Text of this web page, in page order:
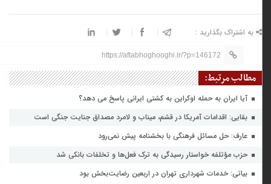
به اشتراک بگذارید :
https://aftabhoghooghi.ir/?p=146172
مطالب مرتبط:
آیا ایران به حمله اوکراین به کشتی ایرانی پاسخ می دهد؟
بقایی: اقدامات آمریکا در قشم، میناب و لامرد مصداق جنایت جنگی است
عارف: حل مسائل فرهنگی با بخشنامه پیش نمی‌رود
حزب مؤتلفه خواستار رسیدگی به ترک فعل‌ها و تخلفات بانکی شد
بیاتی: خدمات شهرداری تهران در اربعین رضایت‌بخش بود